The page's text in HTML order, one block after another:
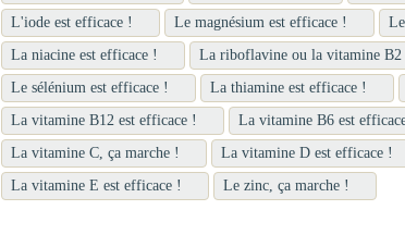
L'iode est efficace !
Le magnésium est efficace !
La niacine est efficace !
La riboflavine ou la vitamine B2
Le sélénium est efficace !
La thiamine est efficace !
La vitamine B12 est efficace !
La vitamine B6 est
La vitamine C, ça marche !
La vitamine D est efficace !
La vitamine E est efficace !
Le zinc, ça marche !